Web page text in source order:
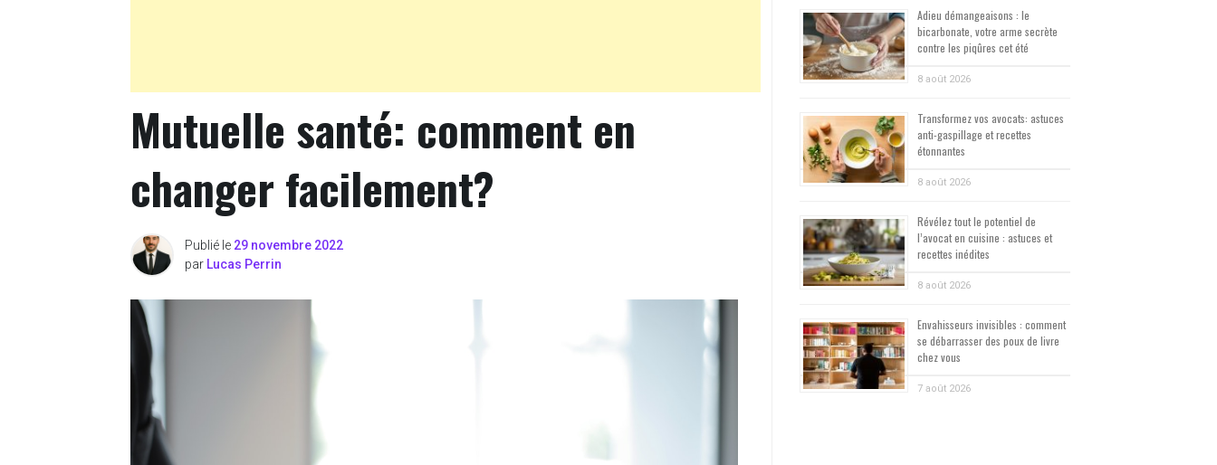
Mutuelle santé: comment en
changer facilement?
Publié le 29 novembre 2022
par Lucas Perrin
Adieu démangeaisons : le
bicarbonate, votre arme secrète
contre les piqûres cet été
8 août 2026
Transformez vos avocats: astuces
anti-gaspillage et recettes
étonnantes
8 août 2026
Révélez tout le potentiel de
l’avocat en cuisine : astuces et
recettes inédites
8 août 2026
Envahisseurs invisibles : comment
se débarrasser des poux de livre
chez vous
7 août 2026